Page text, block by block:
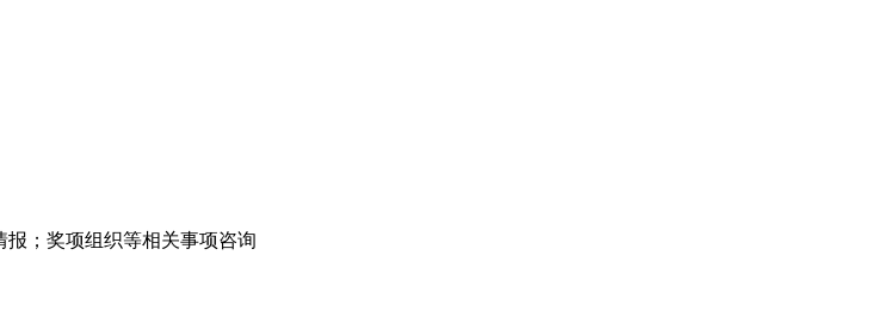
；奖项组织等相关事项咨询